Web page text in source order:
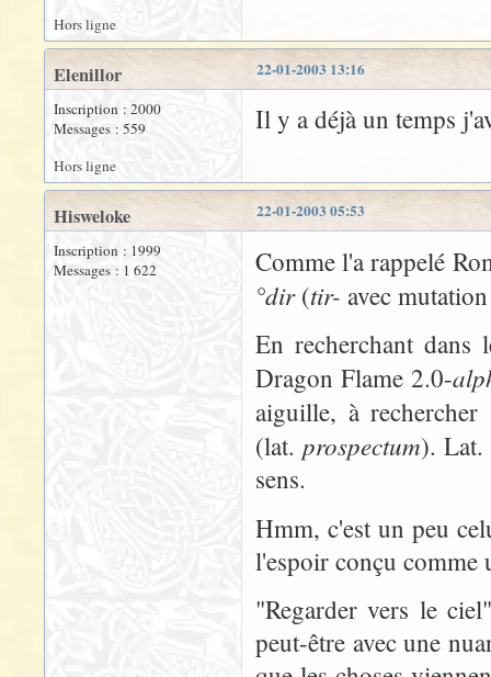
Hors ligne
22-01-2003 13:16
Elenillor
Inscription : 2000
Messages : 559
Il y a déjà un temps
Hors ligne
22-01-2003 05:53
Hisweloke
Inscription : 1999
Messages : 1 622
Comme l'a rappelé
°dir(tir- avec
En recherchant dans
Dragon Flame 2.0-
aiguille, à
(lat. prospectum). Lat.
sens.
Hmm, c'est un peu
l'espoir conçu comme
"Regarder vers le
peut-être avec une